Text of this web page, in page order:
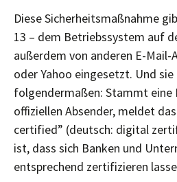
Diese Sicherheitsmaßnahme
13 – dem Betriebssystem auf
außerdem von anderen E-
oder Yahoo eingesetzt. Und
folgendermaßen: Stammt eine
offiziellen Absender, meldet
certified” (deutsch: digital
ist, dass sich Banken und
entsprechend zertifizieren